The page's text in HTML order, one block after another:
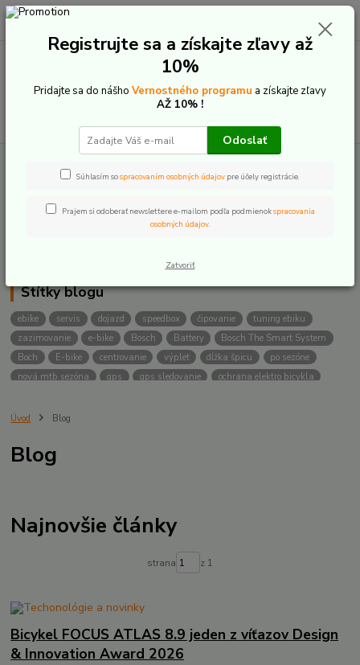
+421 907 20 22 33
0,00 €
Kategórie blogu
Techonológie a novinky
Štítky blogu
ebike servis dojazd speedbox čipovanie
tuning ebiku
zazimovanie
e-bike Bosch Battery
Bosch The Smart System
Boch
E-bike centrovanie výplet dĺžka špicu
po sezóne
nová mtb sezóna
gps gps sledovanie
ochrana elektro bicykla
Bosch ebike lock
dizajn
Úvod Blog
Blog
Najnovšie články
strana z 1
Bicykel FOCUS ATLAS 8.9 jeden z víťazov Design
& Innovation Award 2026
Registrujte sa a získajte zľavy až
10%
Pridajte sa do nášho Vernostného programu a získajte zľavy
AŽ 10% !
Odoslať
Súhlasím sospracovaním osobných údajov pre účely registrácie.
Prajem si odoberať newslettere e-mailom podľa podmienokspracovania
osobných údajov.
Zatvoriť